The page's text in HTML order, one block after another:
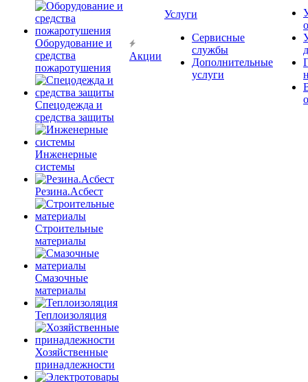
Оборудование и
средства
пожаротушения
Спецодежда и
средства защиты
Инженерные
системы
Резина.Асбест
Строительные
материалы
Смазочные
материалы
Теплоизоляция
Хозяйственные
принадлежности
Акции
Услуги
Сервисные
службы
Дополнительные
услуги